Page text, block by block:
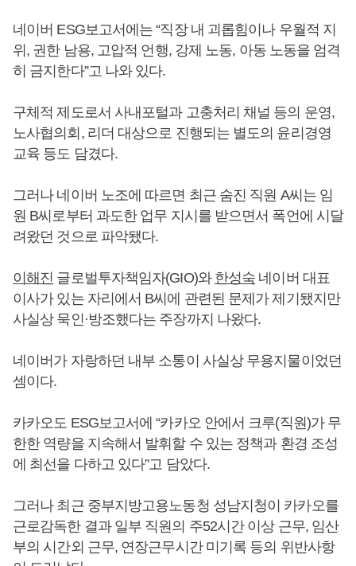
네이버 ESG보고서에는 “직장 내 괴롭힘이나 우월적 지
위, 권한 남용, 고압적 언행, 강제 노동, 아동 노동을 엄격
히 금지한다”고 나와 있다.
구체적 제도로서 사내포털과 고충처리 채널 등의 운영,
노사협의회, 리더 대상으로 진행되는 별도의 윤리경영
교육 등도 담겼다.
그러나 네이버 노조에 따르면 최근 숨진 직원 A씨는 임
원 B씨로부터 과도한 업무 지시를 받으면서 폭언에 시달
려왔던 것으로 파악됐다.
이해진 글로벌투자책임자(GIO)와 한성숙 네이버 대표
이사가 있는 자리에서 B씨에 관련된 문제가 제기됐지만
사실상 묵인·방조했다는 주장까지 나왔다.
네이버가 자랑하던 내부 소통이 사실상 무용지물이었던
셈이다.
카카오도 ESG보고서에 “카카오 안에서 크루(직원)가 무
한한 역량을 지속해서 발휘할 수 있는 정책과 환경 조성
에 최선을 다하고 있다”고 담았다.
그러나 최근 중부지방고용노동청 성남지청이 카카오를
근로감독한 결과 일부 직원의 주52시간 이상 근무, 임산
부의 시간외 근무, 연장근무시간 미기록 등의 위반사항